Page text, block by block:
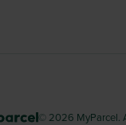
© 2026 MyParcel.